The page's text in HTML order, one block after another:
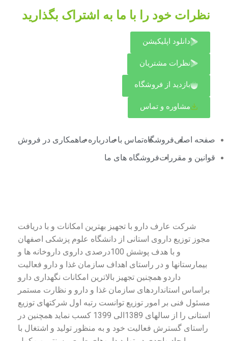
نظرات خود را با ما به اشتراک بگذارید
دانلود اپلیکیشن
نظرات مشتریان
بازدید از فروشگاه
مشاوره و تماس
صفحه اصلیفروشگاهتماس با مادرباره ماهمکاری در فروش
قوانین و مقرراتفروشگاه های ما
شرکت عارف دارو با تجهیز بهترین امکانات و با دریافت
مجوز توزیع داروی استانی از دانشگاه علوم پزشکی اصفهان
و با هدف پوشش 100درصدی داروی داروخانه ها و
بیمارستانها و در راستای اهداف سازمان غذا و دارو فعالیت
داردو همچنین تجهیز بالاترین امکانات نگهداری دارو
براساس استانداردهای سازمان غذا و دارو و نظارت مستمر
مسئول فنی بر امور توزیع توانست رتبه اول شرکتهای توزیع
استانی را از سالهای 1389الی 1399 کسب نماید همچنین در
راستای گسترش فعالیت خود و به منظور تولید و اشتغال با